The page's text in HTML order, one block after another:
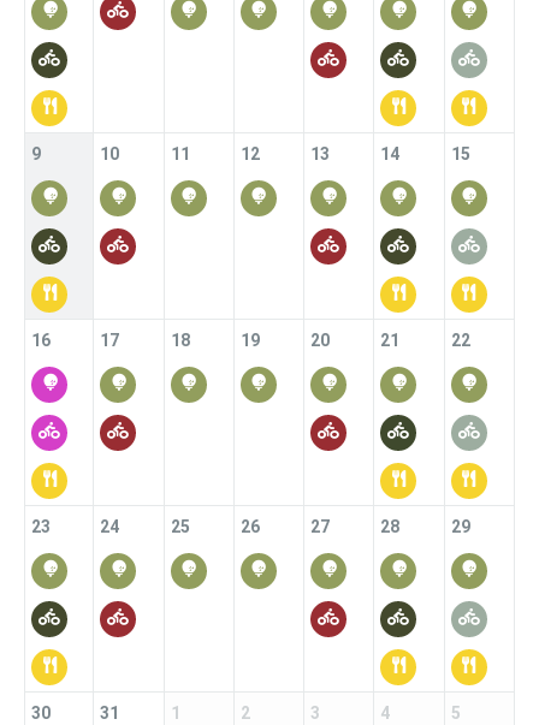
9 10 11 12 13 14 15
16 17 18 19 20 21 22
23 24 25 26 27 28 29
30 31 1 2 3 4 5